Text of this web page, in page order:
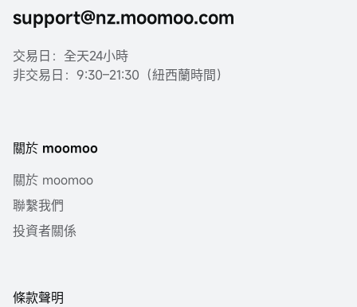
support@nz.moomoo.com
交易日：全天24小時
非交易日：9:30–21:30（紐西蘭時間）
關於 moomoo
關於 moomoo
聯繫我們
投資者關係
條款聲明